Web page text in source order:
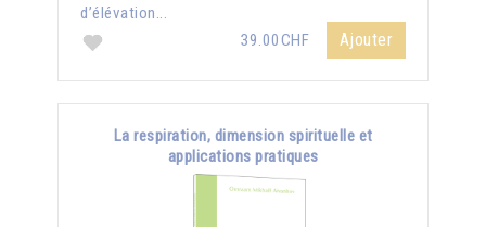
d’élévation...
39.00CHF
Ajouter
La respiration, dimension spirituelle et
applications pratiques